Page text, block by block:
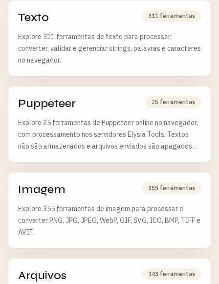
Texto 311 ferramentas
Explore 311 ferramentas de texto para processar,
converter, validar e gerenciar strings, palavras e caracteres
no navegador.
Puppeteer 25 ferramentas
Explore 25 ferramentas de Puppeteer online no navegador,
com processamento nos servidores Elysia Tools. Textos
não são armazenados e arquivos enviados são apagados
Imagem 355 ferramentas
Explore 355 ferramentas de imagem para processar e
converter PNG, JPG, JPEG, WebP, GIF, SVG, ICO, BMP, TIFF e
AVIF.
Arquivos 143 ferramentas